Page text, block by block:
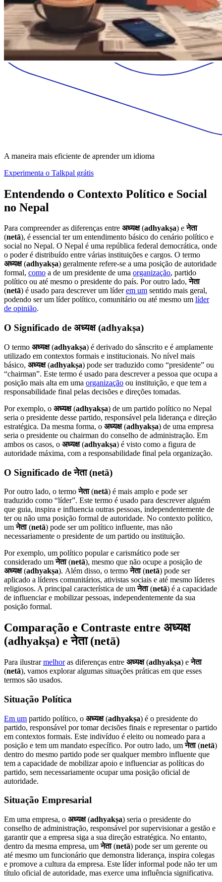
A maneira mais eficiente de aprender um idioma
Experimenta o Talkpal grátis
Entendendo o Contexto Político e Social
no Nepal
Para compreender as diferenças entre अध्यक्ष(adhyakṣa) eनेता
(netā), é essencial ter um entendimento básico do cenário político e
social no Nepal. O Nepal é uma república federal democrática, onde
o poder é distribuído entre várias instituições e cargos. O termo
अध्यक्ष(adhyakṣa) geralmente refere-se a uma posição de autoridade
formal, como a de um presidente de uma organização, partido
político ou até mesmo o presidente do país. Por outro lado,नेता
(netā) é usado para descrever um líderem um sentido mais geral,
podendo ser um líder político, comunitário ou até mesmo um líder
de opinião.
O Significado de अध्यक्ष (adhyakṣa)
O termo अध्यक्ष(adhyakṣa) é derivado do sânscrito e é amplamente
utilizado em contextos formais e institucionais. No nível mais
básico, अध्यक्ष(adhyakṣa) pode ser traduzido como “presidente” ou
“chairman”. Este termo é usado para descrever a pessoa que ocupa a
posição mais alta em uma organização ou instituição, e que tem a
responsabilidade final pelas decisões e direções tomadas.
Por exemplo, o अध्यक्ष(adhyakṣa) de um partido político no Nepal
seria o presidente desse partido, responsável pela liderança e direção
estratégica. Da mesma forma, o अध्यक्ष(adhyakṣa) de uma empresa
seria o presidente ou chairman do conselho de administração. Em
ambos os casos, o अध्यक्ष(adhyakṣa) é visto como a figura de
autoridade máxima, com a responsabilidade final pela organização.
O Significado de नेता (netā)
Por outro lado, o termoनेता(netā) é mais amplo e pode ser
traduzido como “líder”. Este termo é usado para descrever alguém
que guia, inspira e influencia outras pessoas, independentemente de
ter ou não uma posição formal de autoridade. No contexto político,
umनेता(netā) pode ser um político influente, mas não
necessariamente o presidente de um partido ou instituição.
Por exemplo, um político popular e carismático pode ser
considerado umनेता(netā), mesmo que não ocupe a posição de
अध्यक्ष(adhyakṣa). Além disso, o termoनेता(netā) pode ser
aplicado a líderes comunitários, ativistas sociais e até mesmo líderes
religiosos. A principal característica de umनेता(netā) é a capacidade
de influenciar e mobilizar pessoas, independentemente da sua
posição formal.
Comparação e Contraste entre अध्यक्ष
(adhyakṣa) e नेता (netā)
Para ilustrarmelhoras diferenças entre अध्यक्ष(adhyakṣa) eनेता
(netā), vamos explorar algumas situações práticas em que esses
termos são usados.
Situação Política
Em um partido político, o अध्यक्ष(adhyakṣa) é o presidente do
partido, responsável por tomar decisões finais e representar o partido
em contextos formais. Este indivíduo é eleito ou nomeado para a
posição e tem um mandato específico. Por outro lado, umनेता(netā)
dentro do mesmo partido pode ser qualquer membro influente que
tem a capacidade de mobilizar apoio e influenciar as políticas do
partido, sem necessariamente ocupar uma posição oficial de
autoridade.
Situação Empresarial
Em uma empresa, o अध्यक्ष(adhyakṣa) seria o presidente do
conselho de administração, responsável por supervisionar a gestão e
garantir que a empresa siga a sua direção estratégica. No entanto,
dentro da mesma empresa, umनेता(netā) pode ser um gerente ou
até mesmo um funcionário que demonstra liderança, inspira colegas
e promove a cultura da empresa. Este líder informal pode não ter um
título oficial de autoridade, mas exerce uma influência significativa.